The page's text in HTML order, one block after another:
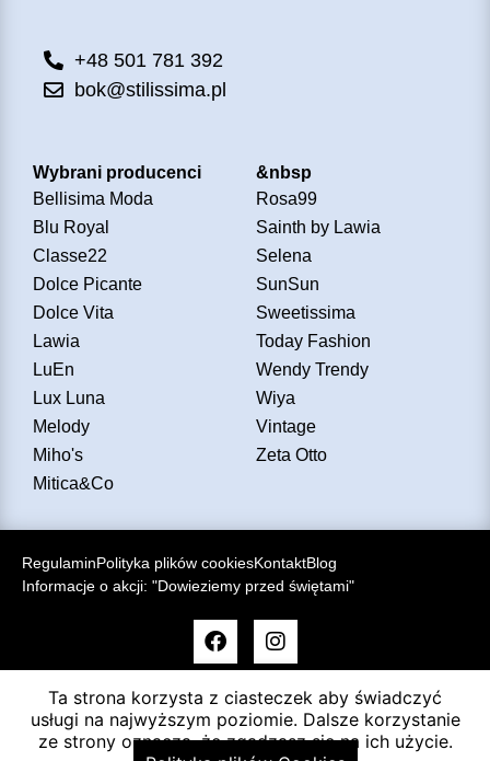
+48 501 781 392
bok@stilissima.pl
Wybrani producenci
Bellisima Moda
Blu Royal
Classe22
Dolce Picante
Dolce Vita
Lawia
LuEn
Lux Luna
Melody
Miho's
Mitica&Co
&nbsp
Rosa99
Sainth by Lawia
Selena
SunSun
Sweetissima
Today Fashion
Wendy Trendy
Wiya
Vintage
Zeta Otto
RegulaminPolityka plików cookiesKontaktBlog
Informacje o akcji: "Dowieziemy przed świętami"
Ta strona korzysta z ciasteczek aby świadczyć
usługi na najwyższym poziomie. Dalsze korzystanie
ze strony oznacza, że zgadzasz się na ich użycie.